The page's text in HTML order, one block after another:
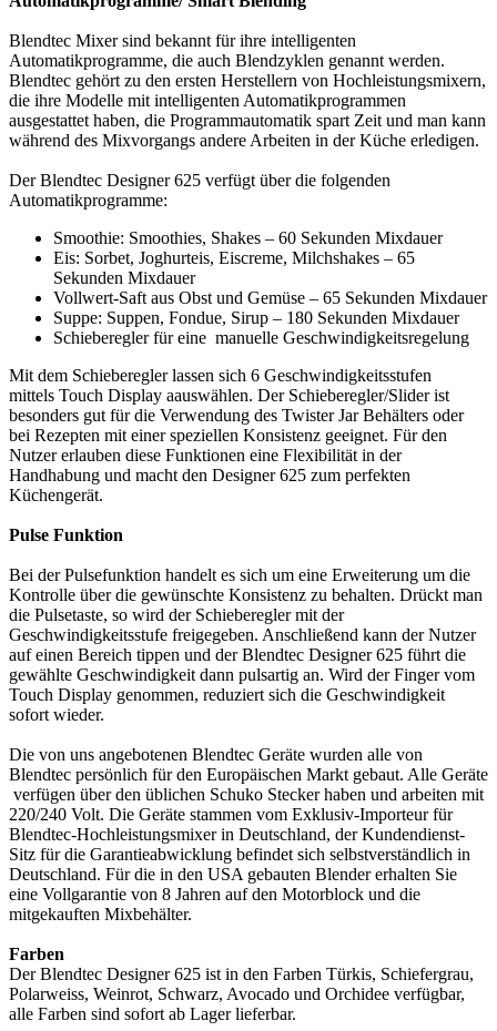
Blendtec Mixer sind bekannt für ihre intelligenten
Automatikprogramme, die auch Blendzyklen genannt werden.
Blendtec gehört zu den ersten Herstellern von Hochleistungsmixern,
die ihre Modelle mit intelligenten Automatikprogrammen
ausgestattet haben, die Programmautomatik spart Zeit und man kann
während des Mixvorgangs andere Arbeiten in der Küche erledigen.
Der Blendtec Designer 625 verfügt über die folgenden
Automatikprogramme:
Smoothie: Smoothies, Shakes – 60 Sekunden Mixdauer
Eis: Sorbet, Joghurteis, Eiscreme, Milchshakes – 65
Sekunden Mixdauer
Vollwert-Saft aus Obst und Gemüse – 65 Sekunden Mixdauer
Suppe: Suppen, Fondue, Sirup – 180 Sekunden Mixdauer
Schieberegler für eine manuelle Geschwindigkeitsregelung
Mit dem Schieberegler lassen sich 6 Geschwindigkeitsstufen
mittels Touch Display aauswählen. Der Schieberegler/Slider ist
besonders gut für die Verwendung des Twister Jar Behälters oder
bei Rezepten mit einer speziellen Konsistenz geeignet. Für den
Nutzer erlauben diese Funktionen eine Flexibilität in der
Handhabung und macht den Designer 625 zum perfekten
Küchengerät.
Pulse Funktion
Bei der Pulsefunktion handelt es sich um eine Erweiterung um die
Kontrolle über die gewünschte Konsistenz zu behalten. Drückt man
die Pulsetaste, so wird der Schieberegler mit der
Geschwindigkeitsstufe freigegeben. Anschließend kann der Nutzer
auf einen Bereich tippen und der Blendtec Designer 625 führt die
gewählte Geschwindigkeit dann pulsartig an. Wird der Finger vom
Touch Display genommen, reduziert sich die Geschwindigkeit
sofort wieder.
Die von uns angebotenen Blendtec Geräte wurden alle von
Blendtec persönlich für den Europäischen Markt gebaut. Alle Geräte
verfügen über den üblichen Schuko Stecker haben und arbeiten mit
220/240 Volt. Die Geräte stammen vom Exklusiv-Importeur für
Blendtec-Hochleistungsmixer in Deutschland, der Kundendienst-
Sitz für die Garantieabwicklung befindet sich selbstverständlich in
Deutschland. Für die in den USA gebauten Blender erhalten Sie
eine Vollgarantie von 8 Jahren auf den Motorblock und die
mitgekauften Mixbehälter.
Farben
Der Blendtec Designer 625 ist in den Farben Türkis, Schiefergrau,
Polarweiss, Weinrot, Schwarz, Avocado und Orchidee verfügbar,
alle Farben sind sofort ab Lager lieferbar.